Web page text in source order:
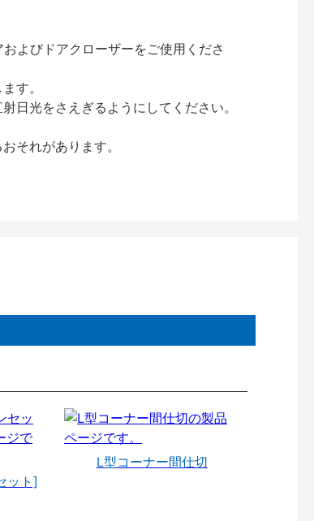
よびドアクローザーをご使用くださ
す。
日光をさえぎるようにしてください。
それがあります。
ット]
L型コーナー間仕切